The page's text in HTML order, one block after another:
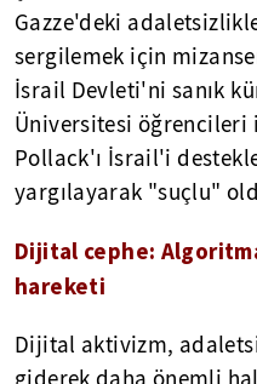
Gazze'deki
sergilemek için
İsrail Devleti'ni sanık
Üniversitesi öğrencileri
Pollack'ı İsrail'i
yargılayarak "suçlu"
Dijital cephe:
hareketi
Dijital aktivizm,